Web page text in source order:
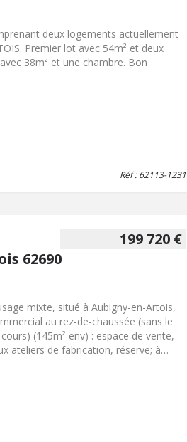
deux logements actuellement
Premier lot avec 54m² et deux
38m² et une chambre. Bon
Réf : 62113-1231
199 720 €
62690
mixte, situé à Aubigny-en-Artois,
au rez-de-chaussée (sans le
(145m² env) : espace de vente,
ateliers de fabrication, réserve; à
pièces et une chambre. Fenêtres
par la cour Tout à l'égout, DPE : E
pour le commerce (pas